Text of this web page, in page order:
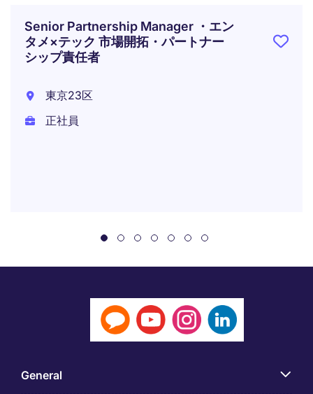
Senior Partnership Manager ・エン
タメ×テック 市場開拓・パートナー
シップ責任者
東京23区
正社員
General